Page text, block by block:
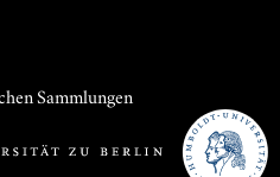
Sammlungen